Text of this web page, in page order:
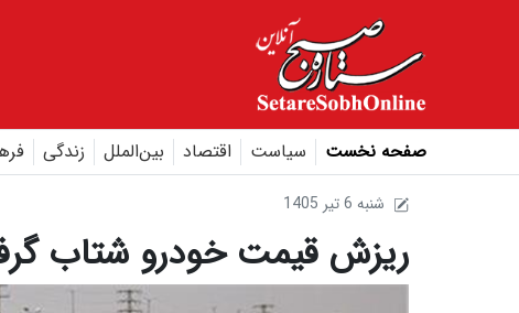
صفحه نخست سیاست اقتصاد بین‌الملل زندگی
1405 شنبه 6 تير
ریزش قیمت خودرو شتاب